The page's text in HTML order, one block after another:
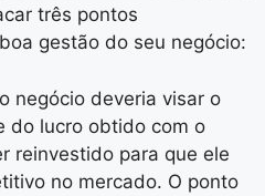
três pontos
gestão do seu negócio:
negócio deveria visar o
do lucro obtido com o
reinvestido para que ele
no mercado. O ponto